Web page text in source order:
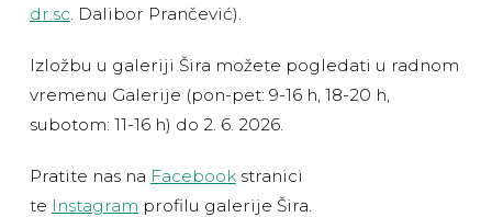
dr.sc . Dalibor Prančević).
Izložbu u galeriji Šira možete pogledati u radnom
vremenu Galerije (pon-pet: 9-16 h, 18-20 h,
subotom: 11-16 h) do 2. 6. 2026.
Pratite nas na Facebookstranici
te Instagram profilu galerije Šira.